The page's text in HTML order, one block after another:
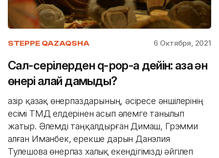
STEPPE QAZAQSHA 6 Октября, 2021
Сал-серілерден q-pop-қа дейін: қазақ ән
өнері қалай дамыды?
Қазір қазақ өнерпаздарының, әсіресе әншілерінің
есімі ТМД елдерінен асып әлемге танылып
жатыр. Әлемді таңқалдырған Димаш, Грэмми
алған Иманбек, ерекше дарын Данэлия
Тулешова өнерпаз халық екендігімізді әйгілеп